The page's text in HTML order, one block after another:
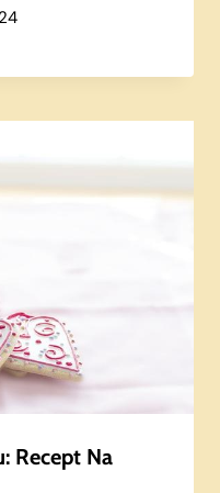
Recept Na